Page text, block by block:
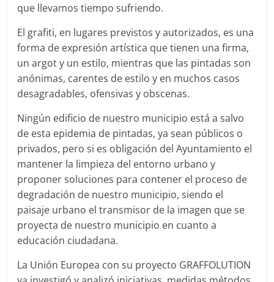
que llevamos tiempo sufriendo.
El grafiti, en lugares previstos y autorizados, es una
forma de expresión artística que tienen una firma,
un argot y un estilo, mientras que las pintadas son
anónimas, carentes de estilo y en muchos casos
desagradables, ofensivas y obscenas.
Ningún edificio de nuestro municipio está a salvo
de esta epidemia de pintadas, ya sean públicos o
privados, pero si es obligación del Ayuntamiento el
mantener la limpieza del entorno urbano y
proponer soluciones para contener el proceso de
degradación de nuestro municipio, siendo el
paisaje urbano el transmisor de la imagen que se
proyecta de nuestro municipio en cuanto a
educación ciudadana.
La Unión Europea con su proyecto GRAFFOLUTION